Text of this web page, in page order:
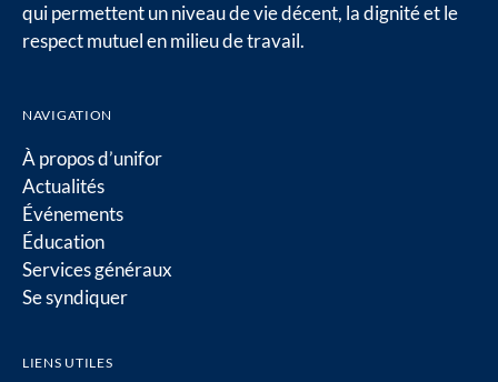
qui permettent un niveau de vie décent, la dignité et le
respect mutuel en milieu de travail.
NAVIGATION
À propos d’unifor
Actualités
Événements
Éducation
Services généraux
Se syndiquer
LIENS UTILES